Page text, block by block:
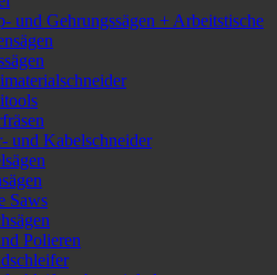
und Gehrungssägen + Arbeitstische
und Kabelschneider
Saws
Polieren